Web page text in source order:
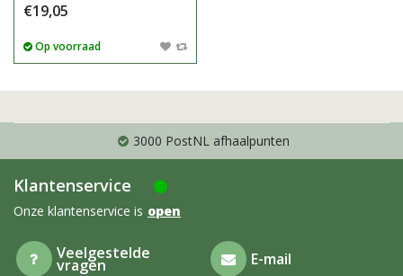
€19,05
Op voorraad
3000 PostNL afhaalpunten
Klantenservice
Onze klantenservice is open
Veelgestelde
vragen E-mail